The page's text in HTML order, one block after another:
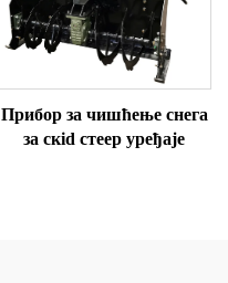
Прибор за чишћење снега
за скid стеер уређаје